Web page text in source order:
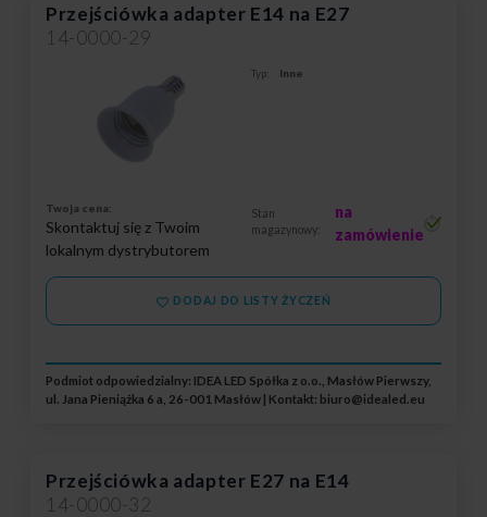
Przejściówka adapter E14 na E27
14-0000-29
Typ: Inne
Twoja cena:
Skontaktuj się z Twoim
lokalnym dystrybutorem
Stan
magazynowy:
na
zamówienie
DODAJ DO LISTY ŻYCZEŃ
Podmiot odpowiedzialny: IDEA LED Spółka z o.o., Masłów Pierwszy,
ul. Jana Pieniążka 6 a, 26-001 Masłów | Kontakt: biuro@idealed.eu
Przejściówka adapter E27 na E14
14-0000-32